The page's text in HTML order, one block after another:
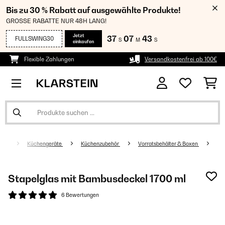
Bis zu 30 % Rabatt auf ausgewählte Produkte!
GROSSE RABATTE NUR 48H LANG!
FULLSWING30
Jetzt
einkaufen
37 S 07 M 42 S
Flexible Zahlungen Versandkostenfrei ab 100€
Küchengeräte Küchenzubehör Vorratsbehälter & Boxen
Stapelglas mit Bambusdeckel 1700 ml
6 Bewertungen